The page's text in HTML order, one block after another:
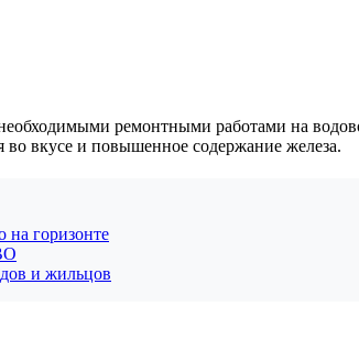
ремонтными работами на
вкусе и повышенное содержание железа.
на горизонте
и жильцов